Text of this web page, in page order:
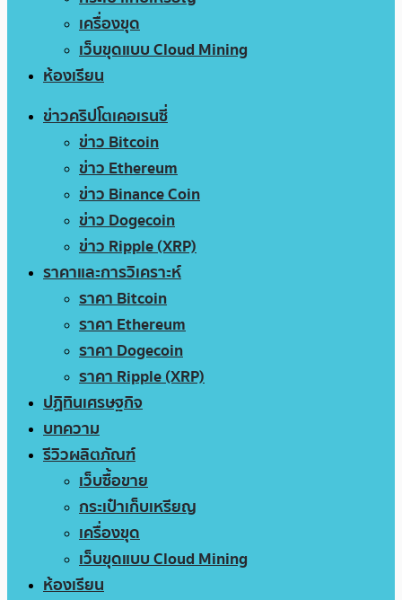
เครื่องขุด
เว็บขุดแบบ Cloud Mining
ห้องเรียน
ข่าวคริปโตเคอเรนซี่
ข่าว Bitcoin
ข่าว Ethereum
ข่าว Binance Coin
ข่าว Dogecoin
ข่าว Ripple (XRP)
ราคาและการวิเคราะห์
ราคา Bitcoin
ราคา Ethereum
ราคา Dogecoin
ราคา Ripple (XRP)
ปฏิทินเศรษฐกิจ
บทความ
รีวิวผลิตภัณฑ์
เว็บซื้อขาย
กระเป๋าเก็บเหรียญ
เครื่องขุด
เว็บขุดแบบ Cloud Mining
ห้องเรียน